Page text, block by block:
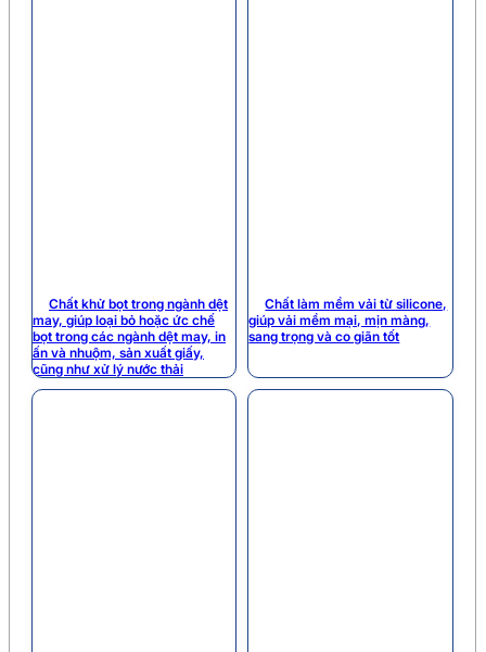
Chất khử bọt trong ngành dệt
may, giúp loại bỏ hoặc ức chế
bọt trong các ngành dệt may, in
ấn và nhuộm, sản xuất giấy,
cũng như xử lý nước thải
Chất làm mềm vải từ silicone,
giúp vải mềm mại, mịn màng,
sang trọng và co giãn tốt